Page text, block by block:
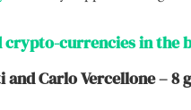
currencies in the
Carlo Vercellone – 8